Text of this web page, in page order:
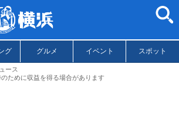
グ グルメ イベント スポット
ース
ために収益を得る場合があります